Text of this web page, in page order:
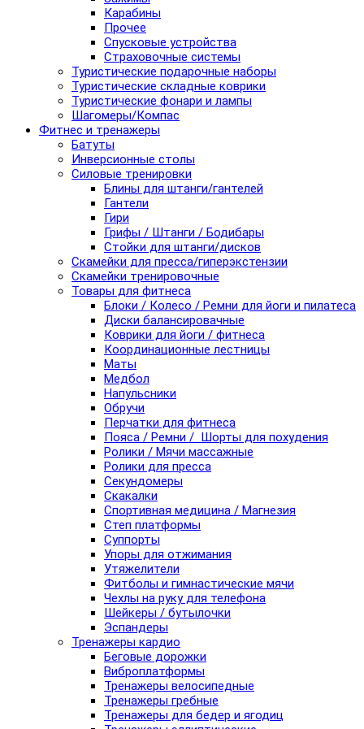
Карабины
Прочее
Спусковые устройства
Страховочные системы
Туристические подарочные наборы
Туристические складные коврики
Туристические фонари и лампы
Шагомеры/Компас
Фитнес и тренажеры
Батуты
Инверсионные столы
Силовые тренировки
Блины для штанги/гантелей
Гантели
Гири
Грифы / Штанги / Бодибары
Стойки для штанги/дисков
Скамейки для пресса/гиперэкстензии
Скамейки тренировочные
Товары для фитнеса
Блоки / Колесо / Ремни для йоги и пилатеса
Диски балансировачные
Коврики для йоги / фитнеса
Координационные лестницы
Маты
Медбол
Напульсники
Обручи
Перчатки для фитнеса
Пояса / Ремни / Шорты для похудения
Ролики / Мячи массажные
Ролики для пресса
Секундомеры
Скакалки
Спортивная медицина / Магнезия
Степ платформы
Суппорты
Упоры для отжимания
Утяжелители
Фитболы и гимнастические мячи
Чехлы на руку для телефона
Шейкеры / бутылочки
Эспандеры
Тренажеры кардио
Беговые дорожки
Виброплатформы
Тренажеры велосипедные
Тренажеры гребные
Тренажеры для бедер и ягодиц